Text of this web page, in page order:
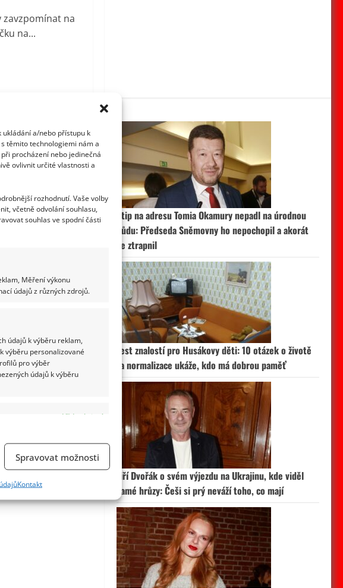
ukládání a/nebo přístupu k
těmito technologiemi nám a
procházení nebo jedinečná
ovlivnit určité vlastnosti a
rozhodnutí. Vaše volby
včetně odvolání souhlasu,
souhlas ve spodní části
Měření výkonu
údajů z různých zdrojů.
údajů k výběru reklam,
výběru personalizované
pro výběr
údajů k výběru
Vždy aktivní
Spravovat možnosti
Kontakt
zavzpomínat na
na...
Vtip na adresu Tomia Okamury nepadl na úrodnou
půdu: Předseda Sněmovny ho nepochopil a akorát
se ztrapnil
Test znalostí pro Husákovy děti: 10 otázek o životě
za normalizace ukáže, kdo má dobrou paměť
Jiří Dvořák o svém výjezdu na Ukrajinu, kde viděl
samé hrůzy: Češi si prý neváží toho, co mají